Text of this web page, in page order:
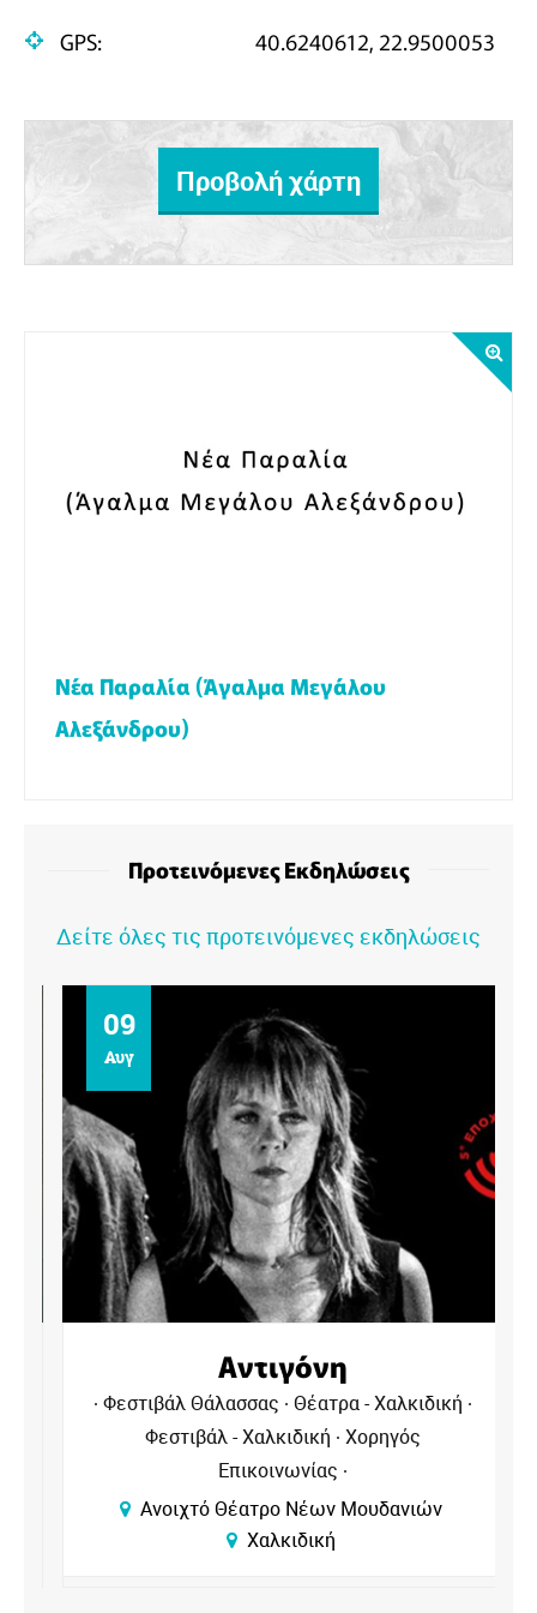
GPS: 40.6240612, 22.9500053
Προβολή χάρτη
Νέα Παραλία (Άγαλμα Μεγάλου
Αλεξάνδρου)
Προτεινόμενες Εκδηλώσεις
Δείτε όλες τις προτεινόμενες εκδηλώσεις
09
Αυγ
Αντιγόνη
Φεστιβάλ Θάλασσας
Θέατρα - Χαλκιδική
Φεστιβάλ - Χαλκιδική
Χορηγός
Επικοινωνίας
Ανοιχτό Θέατρο Νέων Μουδανιών
Χαλκιδική